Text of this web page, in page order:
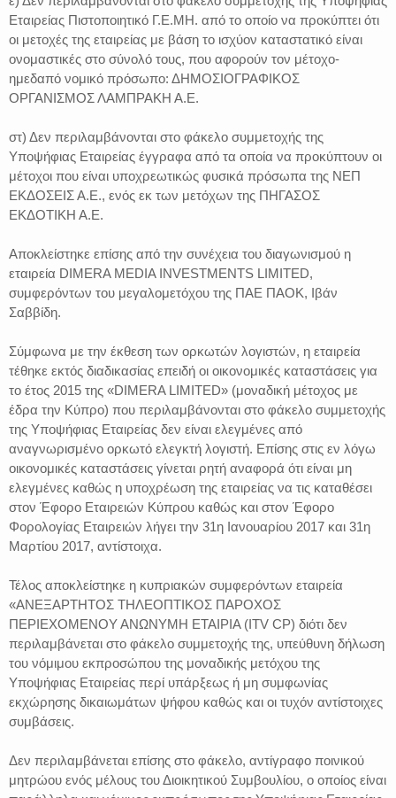
Εταιρείας Πιστοποιητικό Γ.Ε.ΜΗ. από το οποίο να προκύπτει ότι
οι μετοχές της εταιρείας με βάση το ισχύον καταστατικό είναι
ονομαστικές στο σύνολό τους, που αφορούν τον μέτοχο-
ημεδαπό νομικό πρόσωπο: ΔΗΜΟΣΙΟΓΡΑΦΙΚΟΣ
ΟΡΓΑΝΙΣΜΟΣ ΛΑΜΠΡΑΚΗ Α.Ε.
στ) Δεν περιλαμβάνονται στο φάκελο συμμετοχής της
Υποψήφιας Εταιρείας έγγραφα από τα οποία να προκύπτουν οι
μέτοχοι που είναι υποχρεωτικώς φυσικά πρόσωπα της ΝΕΠ
ΕΚΔΟΣΕΙΣ Α.Ε., ενός εκ των μετόχων της ΠΗΓΑΣΟΣ
ΕΚΔΟΤΙΚΗ Α.Ε.
Αποκλείστηκε επίσης από την συνέχεια του διαγωνισμού η
εταιρεία DIMERA MEDIA INVESTMENTS LIMITED,
συμφερόντων του μεγαλομετόχου της ΠΑΕ ΠΑΟΚ, Ιβάν
Σαββίδη.
Σύμφωνα με την έκθεση των ορκωτών λογιστών, η εταιρεία
τέθηκε εκτός διαδικασίας επειδή οι οικονομικές καταστάσεις για
το έτος 2015 της «DIMERA LIMITED» (μοναδική μέτοχος με
έδρα την Κύπρο) που περιλαμβάνονται στο φάκελο συμμετοχής
της Υποψήφιας Εταιρείας δεν είναι ελεγμένες από
αναγνωρισμένο ορκωτό ελεγκτή λογιστή. Επίσης στις εν λόγω
οικονομικές καταστάσεις γίνεται ρητή αναφορά ότι είναι μη
ελεγμένες καθώς η υποχρέωση της εταιρείας να τις καταθέσει
στον Έφορο Εταιρειών Κύπρου καθώς και στον Έφορο
Φορολογίας Εταιρειών λήγει την 31η Ιανουαρίου 2017 και 31η
Μαρτίου 2017, αντίστοιχα.
Τέλος αποκλείστηκε η κυπριακών συμφερόντων εταιρεία
«ΑΝΕΞΑΡΤΗΤΟΣ ΤΗΛΕΟΠΤΙΚΟΣ ΠΑΡΟΧΟΣ
ΠΕΡΙΕΧΟΜΕΝΟΥ ΑΝΩΝΥΜΗ ΕΤΑΙΡΙΑ (ITV CP) διότι δεν
περιλαμβάνεται στο φάκελο συμμετοχής της, υπεύθυνη δήλωση
του νόμιμου εκπροσώπου της μοναδικής μετόχου της
Υποψήφιας Εταιρείας περί υπάρξεως ή μη συμφωνίας
εκχώρησης δικαιωμάτων ψήφου καθώς και οι τυχόν αντίστοιχες
συμβάσεις.
Δεν περιλαμβάνεται επίσης στο φάκελο, αντίγραφο ποινικού
μητρώου ενός μέλους του Διοικητικού Συμβουλίου, ο οποίος είναι